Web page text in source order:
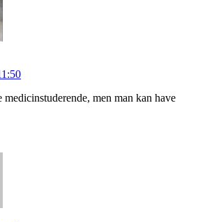
men man kan have